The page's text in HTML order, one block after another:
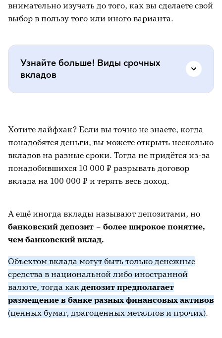
внимательно изучать до того, как вы сделаете свой
выбор в пользу того или иного варианта.
Узнайте больше! Виды срочных
вкладов
либо не предусматривать возможность
совершать определённые действия в течение
вклады без возможности пополнения и
снятияобычно характеризуются
вкладов
вклады с возможностью пополнения и
без возможности частичного снятия
имеют более низкую ставку, чем вклады
без функции пополнения, но это
объяснимо: больше возможностей по
управлению деньгами – меньше доход
вклады с возможностью пополнения и
Хотите лайфхак? Если вы точно не знаете, когда
понадобятся деньги, вы можете открыть несколько
вкладов на разные сроки. Тогда не придётся из-за
понадобившихся 10 000 ₽ разрывать договор
вклада на 100 000 ₽ и терять весь доход.
А ещё иногда вклады называют депозитами, но
банковский депозит – более широкое понятие,
чем банковский вклад.
Объектом вклада могут быть только денежные
средства в национальной либо иностранной
валюте, тогда как депозит предполагает
размещение в банке разных финансовых активов
(ценных бумаг, драгоценных металлов и прочих).